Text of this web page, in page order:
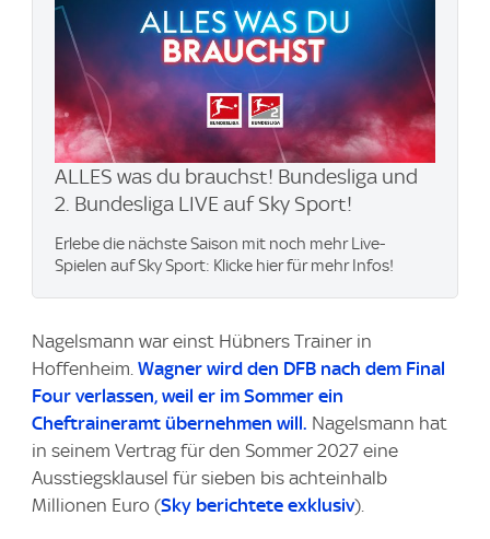
ALLES was du brauchst! Bundesliga und
2. Bundesliga LIVE auf Sky Sport!
Erlebe die nächste Saison mit noch mehr Live-
Spielen auf Sky Sport: Klicke hier für mehr Infos!
Nagelsmann war einst Hübners Trainer in
Hoffenheim. Wagner wird den DFB nach dem Final
Four verlassen, weil er im Sommer ein
Cheftraineramt übernehmen will. ⁠Nagelsmann hat
in seinem Vertrag für den Sommer 2027 eine
Ausstiegsklausel für sieben bis achteinhalb
Millionen Euro (Sky berichtete exklusiv).